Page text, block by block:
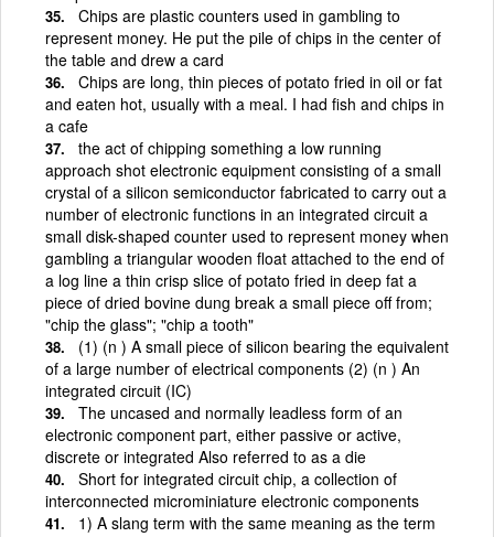
Chips are plastic counters used in gambling to
represent money. He put the pile of chips in the center of
the table and drew a card
Chips are long, thin pieces of potato fried in oil or fat
and eaten hot, usually with a meal. I had fish and chips in
a cafe
the act of chipping something a low running
approach shot electronic equipment consisting of a small
crystal of a silicon semiconductor fabricated to carry out a
number of electronic functions in an integrated circuit a
small disk-shaped counter used to represent money when
gambling a triangular wooden float attached to the end of
a log line a thin crisp slice of potato fried in deep fat a
piece of dried bovine dung break a small piece off from;
"chip the glass"; "chip a tooth"
(1) (n ) A small piece of silicon bearing the equivalent
of a large number of electrical components (2) (n ) An
integrated circuit (IC)
The uncased and normally leadless form of an
electronic component part, either passive or active,
discrete or integrated Also referred to as a die
Short for integrated circuit chip, a collection of
interconnected microminiature electronic components
1) A slang term with the same meaning as the term